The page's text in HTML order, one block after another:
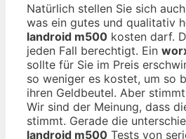
Natürlich stellen Sie sich
was ein gutes und qualitativ
landroid m500 kosten darf.
jeden Fall berechtigt. Ein
sollte für Sie im Preis
so weniger es kostet, um so
ihren Geldbeutel. Aber
Wir sind der Meinung, dass
stimmt. Gerade die
landroid m500 Tests von